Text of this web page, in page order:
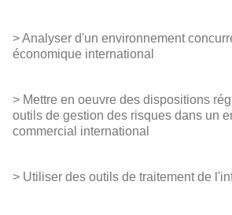
> Analyser d'un environnement
économique international
> Mettre en oeuvre des dispositions
outils de gestion des risques dans un
commercial international
> Utiliser des outils de traitement de